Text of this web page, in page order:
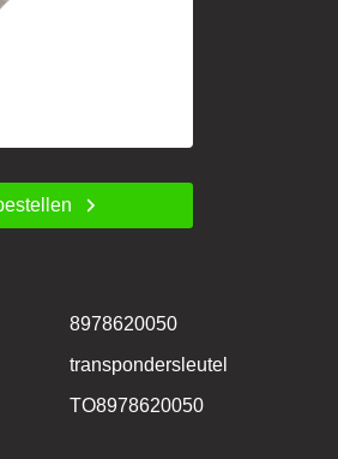
8978620050
transpondersleutel
TO8978620050